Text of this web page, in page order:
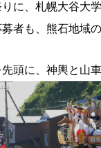
に、札幌大谷大
者も、熊石地域
頭に、神輿と山